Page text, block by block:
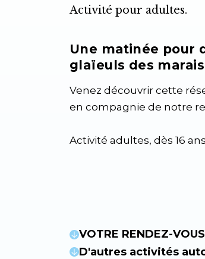
Activité pour adultes.
Une matinée pour
glaïeuls des
Venez découvrir cette
en compagnie de notre
Activité adultes, dès 16 ans
VOTRE RENDEZ-VOUS
D'autres activités